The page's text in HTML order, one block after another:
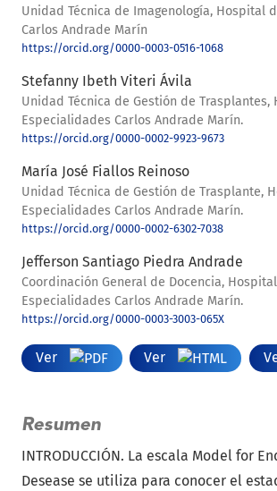
Unidad Técnica de Imagenología, Hospital
Carlos Andrade Marín
https://orcid.org/0000-0003-0516-1068
Stefanny Ibeth Viteri Ávila
Unidad Técnica de Gestión de Trasplantes,
Especialidades Carlos Andrade Marín.
https://orcid.org/0000-0002-9923-9673
María José Fiallos Reinoso
Unidad Técnica de Gestión de Trasplante,
Especialidades Carlos Andrade Marín.
https://orcid.org/0000-0002-6302-7038
Jefferson Santiago Piedra Andrade
Coordinación General de Docencia,
Especialidades Carlos Andrade Marín.
https://orcid.org/0000-0003-3003-065X
Ver Ver
Resumen
INTRODUCCIÓN. La escala Model for
Desease se utiliza para conocer el